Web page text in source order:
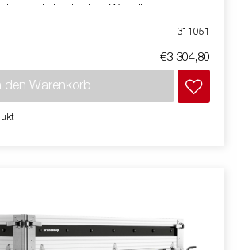
und abnehmbar. Was die
erhöht. Du kannst den Anhänger auch als
einfach deine Ladung zu sichern. Schau
Abbildung ähnlich.
311051
€3 304,80
den Warenkorb